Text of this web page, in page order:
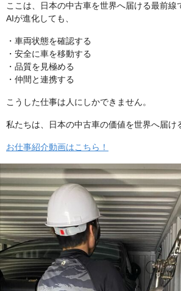
ここは、日本の中古車を世界へ届ける最前線
AIが進化しても、
・車両状態を確認する
・安全に車を移動する
・品質を見極める
・仲間と連携する
こうした仕事は人にしかできません。
私たちは、日本の中古車の価値を世界へ届け
お仕事紹介動画はこちら！